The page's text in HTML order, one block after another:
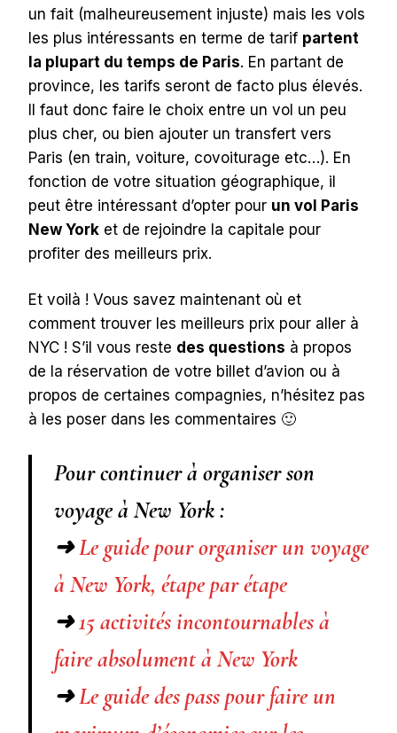
un fait (malheureusement injuste) mais les vols
les plus intéressants en terme de tarif partent
la plupart du temps de Paris. En partant de
province, les tarifs seront de facto plus élevés.
Il faut donc faire le choix entre un vol un peu
plus cher, ou bien ajouter un transfert vers
Paris (en train, voiture, covoiturage etc…). En
fonction de votre situation géographique, il
peut être intéressant d’opter pour un vol Paris
New York et de rejoindre la capitale pour
profiter des meilleurs prix.
Et voilà ! Vous savez maintenant où et
comment trouver les meilleurs prix pour aller à
NYC ! S’il vous reste des questions à propos
de la réservation de votre billet d’avion ou à
propos de certaines compagnies, n’hésitez pas
à les poser dans les commentaires 🙂
Pour continuer à organiser son
voyage à New York :
➜Le guide pour organiser un voyage
à New York, étape par étape
➜15 activités incontournables à
faire absolument à New York
➜Le guide des pass pour faire un